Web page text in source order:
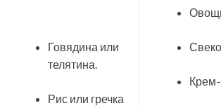
Говядина или
телятина.
Рис или гречка
Крем-